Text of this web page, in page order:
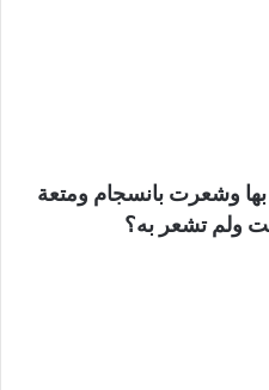
وشعرت بانسجام ومتعة
ولم تشعر به؟